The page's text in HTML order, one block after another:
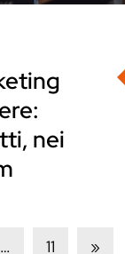
nei
… 11 »